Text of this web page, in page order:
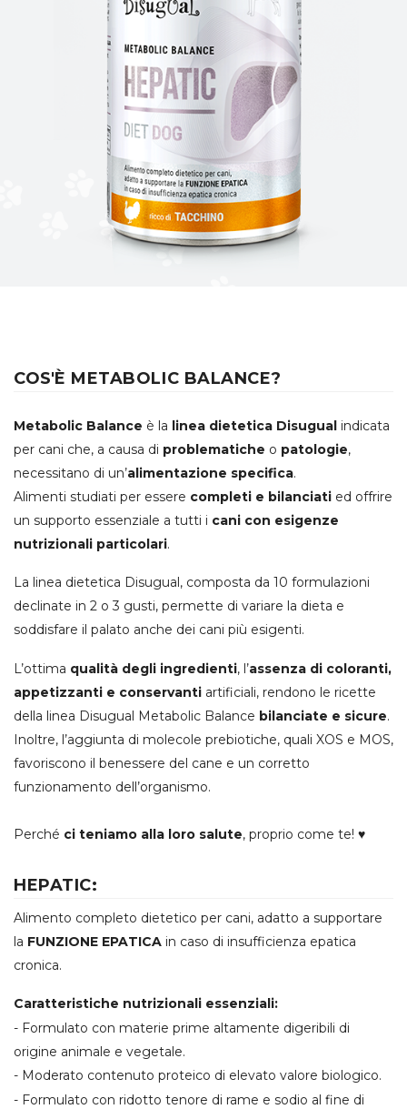
COS'È METABOLIC BALANCE?
Metabolic Balance è la linea dietetica Disugual indicata
per cani che, a causa di problematiche o patologie,
necessitano di un’alimentazione specifica.
Alimenti studiati per essere completi e bilanciati ed offrire
un supporto essenziale a tutti i cani con esigenze
nutrizionali particolari.
La linea dietetica Disugual, composta da 10 formulazioni
declinate in 2 o 3 gusti, permette di variare la dieta e
soddisfare il palato anche dei cani più esigenti.
L’ottima qualità degli ingredienti, l’assenza di coloranti,
appetizzanti e conservanti artificiali, rendono le ricette
della linea Disugual Metabolic Balance bilanciate e sicure.
Inoltre, l’aggiunta di molecole prebiotiche, quali XOS e MOS,
favoriscono il benessere del cane e un corretto
funzionamento dell’organismo.
Perché ci teniamo alla loro salute, proprio come te! ♥
HEPATIC:
Alimento completo dietetico per cani, adatto a supportare
la FUNZIONE EPATICA in caso di insufficienza epatica
cronica.
Caratteristiche nutrizionali essenziali:
- Formulato con materie prime altamente digeribili di
origine animale e vegetale.
- Moderato contenuto proteico di elevato valore biologico.
- Formulato con ridotto tenore di rame e sodio al fine di